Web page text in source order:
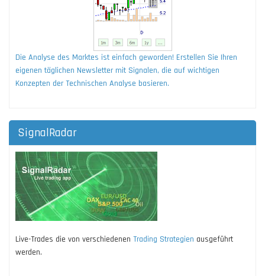
Die Analyse des Marktes ist einfach geworden! Erstellen Sie Ihren
eigenen täglichen Newsletter mit Signalen, die auf wichtigen
Konzepten der Technischen Analyse basieren.
SignalRadar
Live-Trades die von verschiedenen Trading Strategien ausgeführt
werden.